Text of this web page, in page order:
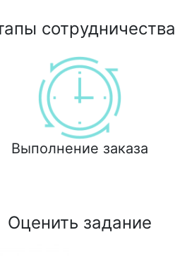
сотрудничества
Выполнение заказа
Оценить задание